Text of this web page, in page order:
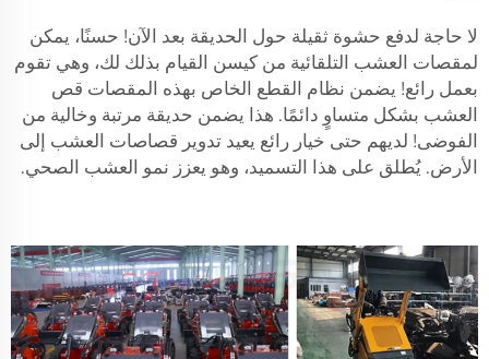
لا حاجة لدفع حشوة ثقيلة حول الحديقة بعد الآن! حسنًا، يمكن
لمقصات العشب التلقائية من كيسن القيام بذلك لك، وهي تقوم
بعمل رائع! يضمن نظام القطع الخاص بهذه المقصات قص
العشب بشكل متساوٍ دائمًا. هذا يضمن حديقة مرتبة وخالية من
الفوضى! لديهم حتى خيار رائع يعيد تدوير قصاصات العشب إلى
الأرض. يُطلق على هذا التسميد، وهو يعزز نمو العشب الصحي.